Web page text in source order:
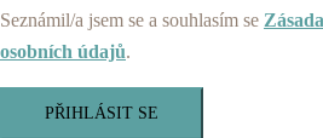
Seznámil/a jsem se a souhlasím se
osobních údajů.
PŘIHLÁSIT SE